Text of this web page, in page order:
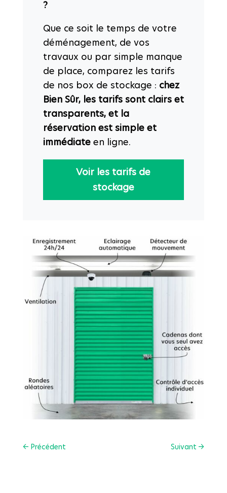
?
Que ce soit le temps de votre
déménagement, de vos
travaux ou par simple manque
de place, comparez les tarifs
de nos box de stockage : chez
Bien Sûr, les tarifs sont clairs et
transparents, et la
réservation est simple et
immédiateen ligne.
Voir les tarifs de
stockage
← Précédent Suivant →